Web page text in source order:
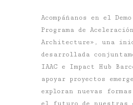
Acompáñanos en el
Programa de
Architecture», una
desarrollada
IAAC e Impact Hub
apoyar proyectos
exploran nuevas